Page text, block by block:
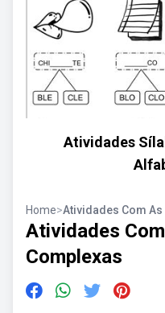
Atividades
Home>Atividades Com
Atividades
Complexas